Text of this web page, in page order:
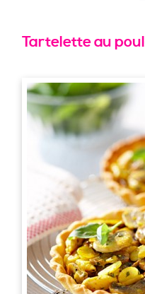
Tartelette au